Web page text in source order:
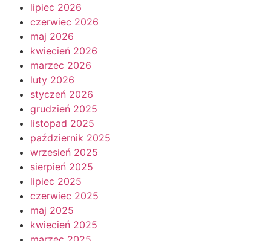
lipiec 2026
czerwiec 2026
maj 2026
kwiecień 2026
marzec 2026
luty 2026
styczeń 2026
grudzień 2025
listopad 2025
październik 2025
wrzesień 2025
sierpień 2025
lipiec 2025
czerwiec 2025
maj 2025
kwiecień 2025